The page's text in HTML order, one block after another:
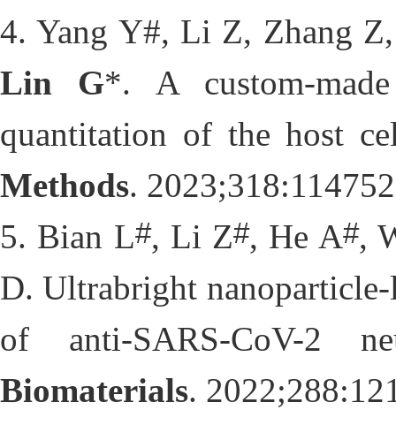
4
Lin G*. A custom-
quantitation of the host
Methods.
5. Bian L#, Li Z#, He A#,
D. Ultrabright
Biomaterials.